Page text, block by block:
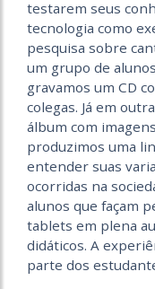
testarem seus
tecnologia como
pesquisa sobre
um grupo de
gravamos um CD
colegas. Já em
álbum com
produzimos uma
entender suas
ocorridas na
alunos que façam
tablets em plena
didáticos. A
parte dos